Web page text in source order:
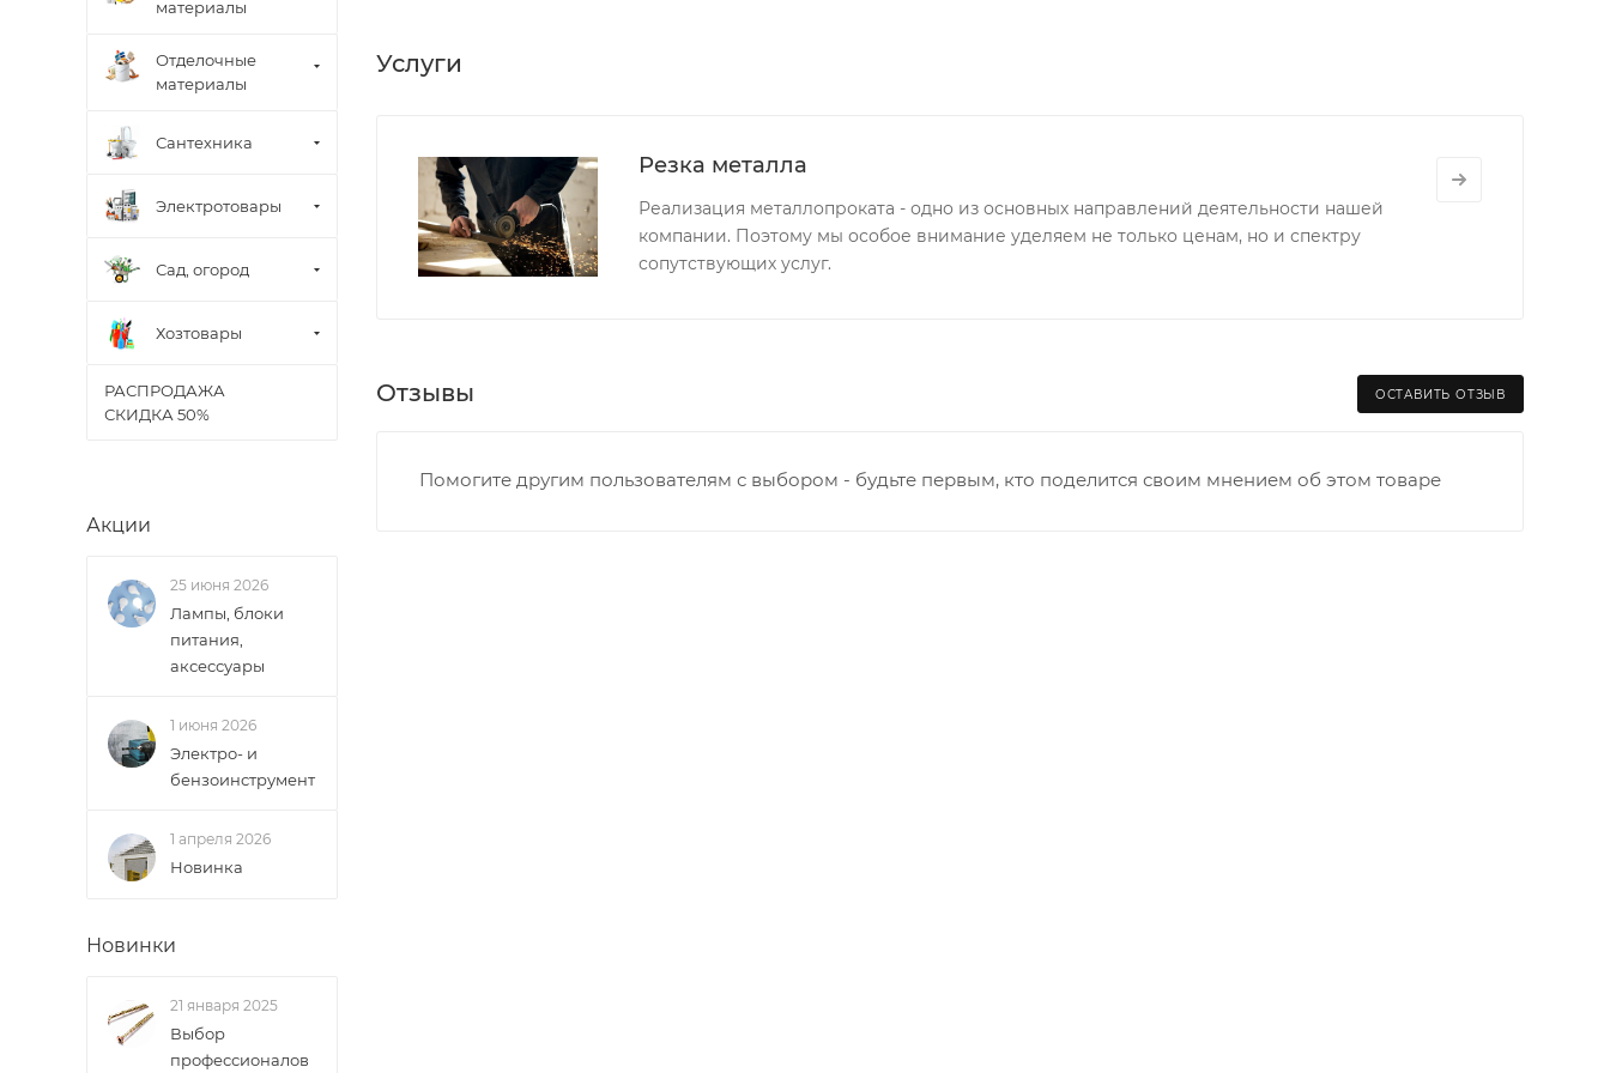
• Ленина - 65 лет победы
• Профсоюзная - Заводская
• Чистопрудненская - Украинская
• Щорса – Ульяновская
Доставка в Нововятский р-он, Коминтерн, Костино и Заречную часть (от границы старого Моста через р. Вятка, область,
межгород) осуществляется в индивидуальном порядке.
Услуги
Резка металла
Реализация металлопроката - одно из основных направлений деятельности нашей
компании. Поэтому мы особое внимание уделяем не только ценам, но и спектру
сопутствующих услуг.
Отзывы ОСТАВИТЬ ОТЗЫВ
Помогите другим пользователям с выбором - будьте первым, кто поделится своим мнением об этом товаре
материалы
Отделочные
материалы
Сантехника
Электротовары
Сад, огород
Хозтовары
РАСПРОДАЖА
СКИДКА 50%
Акции
25 июня 2026
Лампы, блоки
питания,
аксессуары
1 июня 2026
Электро- и
бензоинструмент
1 апреля 2026
Новинка
Новинки
21 января 2025
Выбор
профессионалов